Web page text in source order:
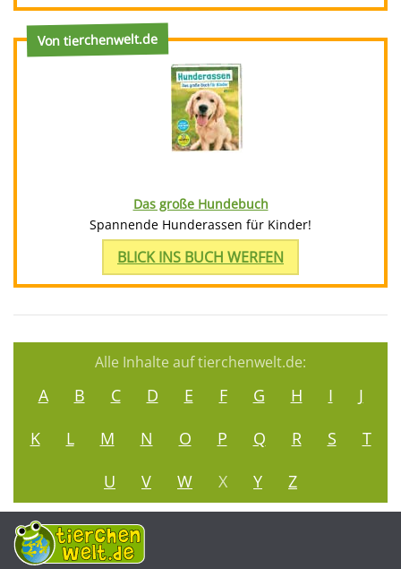
Von tierchenwelt.de
Das große Hundebuch
Spannende Hunderassen für Kinder!
BLICK INS BUCH WERFEN
Alle Inhalte auf tierchenwelt.de:
A B C D E F G H I
J
K
L M N O P Q R S
T
U
V W X Y Z